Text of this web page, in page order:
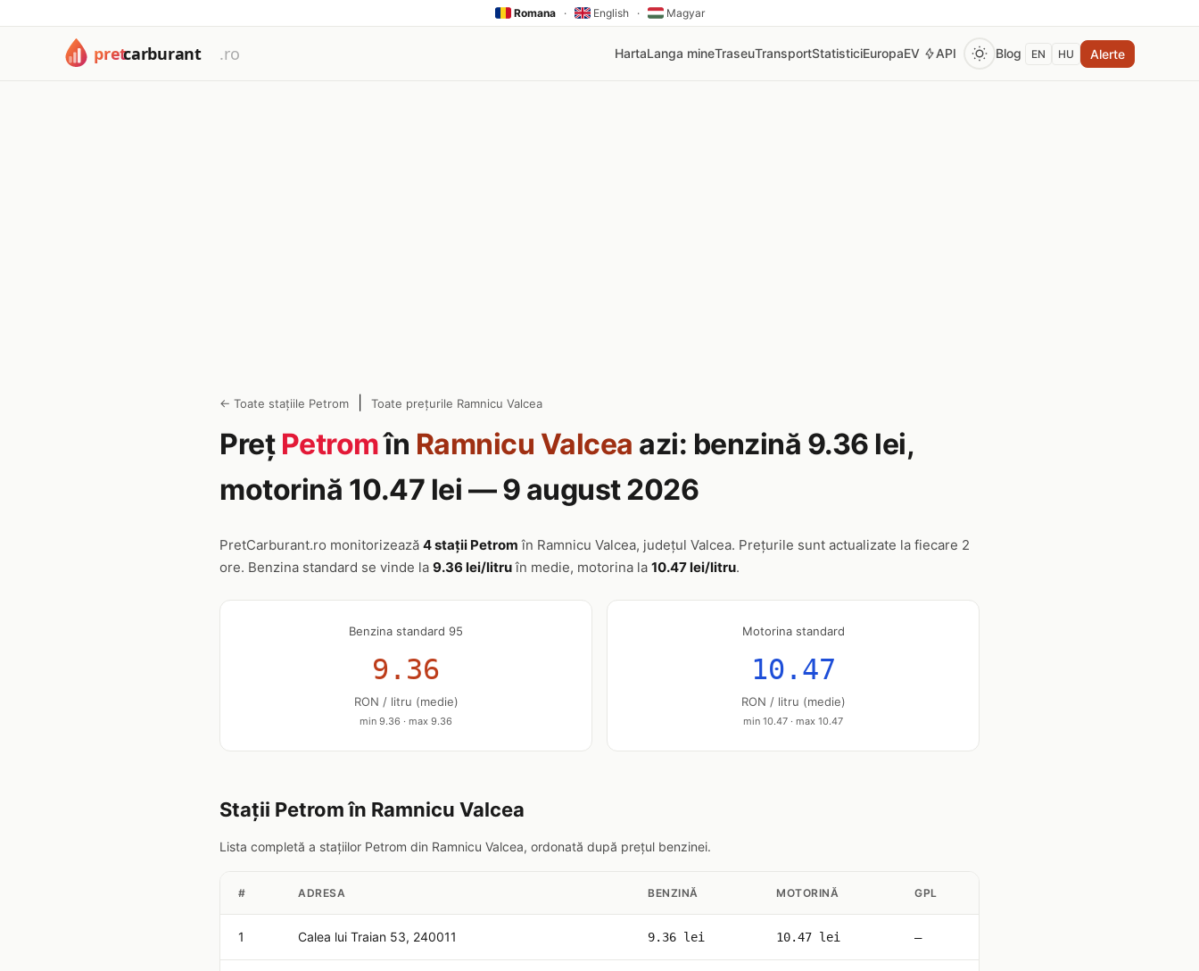
Romana · English · Magyar
HartaLanga mineTraseuTransportStatisticiEuropaEV API Blog EN HU Alerte
← Toate stațiile Petrom Toate prețurile Ramnicu Valcea
Preț Petromîn Ramnicu Valcea azi: benzină 9.36 lei,
motorină 10.47 lei — 9 august 2026
PretCarburant.ro monitorizează 4 stații Petrom în Ramnicu Valcea, județul Valcea. Prețurile sunt actualizate la fiecare 2
ore. Benzina standard se vinde la 9.36 lei/litruîn medie, motorina la 10.47 lei/litru.
Benzina standard 95
9.36
RON / litru (medie)
min 9.36 · max 9.36
Motorina standard
10.47
RON / litru (medie)
min 10.47 · max 10.47
Stații Petrom în Ramnicu Valcea
Lista completă a stațiilor Petrom din Ramnicu Valcea, ordonată după prețul benzinei.
# ADRESA BENZINĂ MOTORINĂ GPL
1 Calea lui Traian 53, 240011 9.36 lei 10.47 lei —